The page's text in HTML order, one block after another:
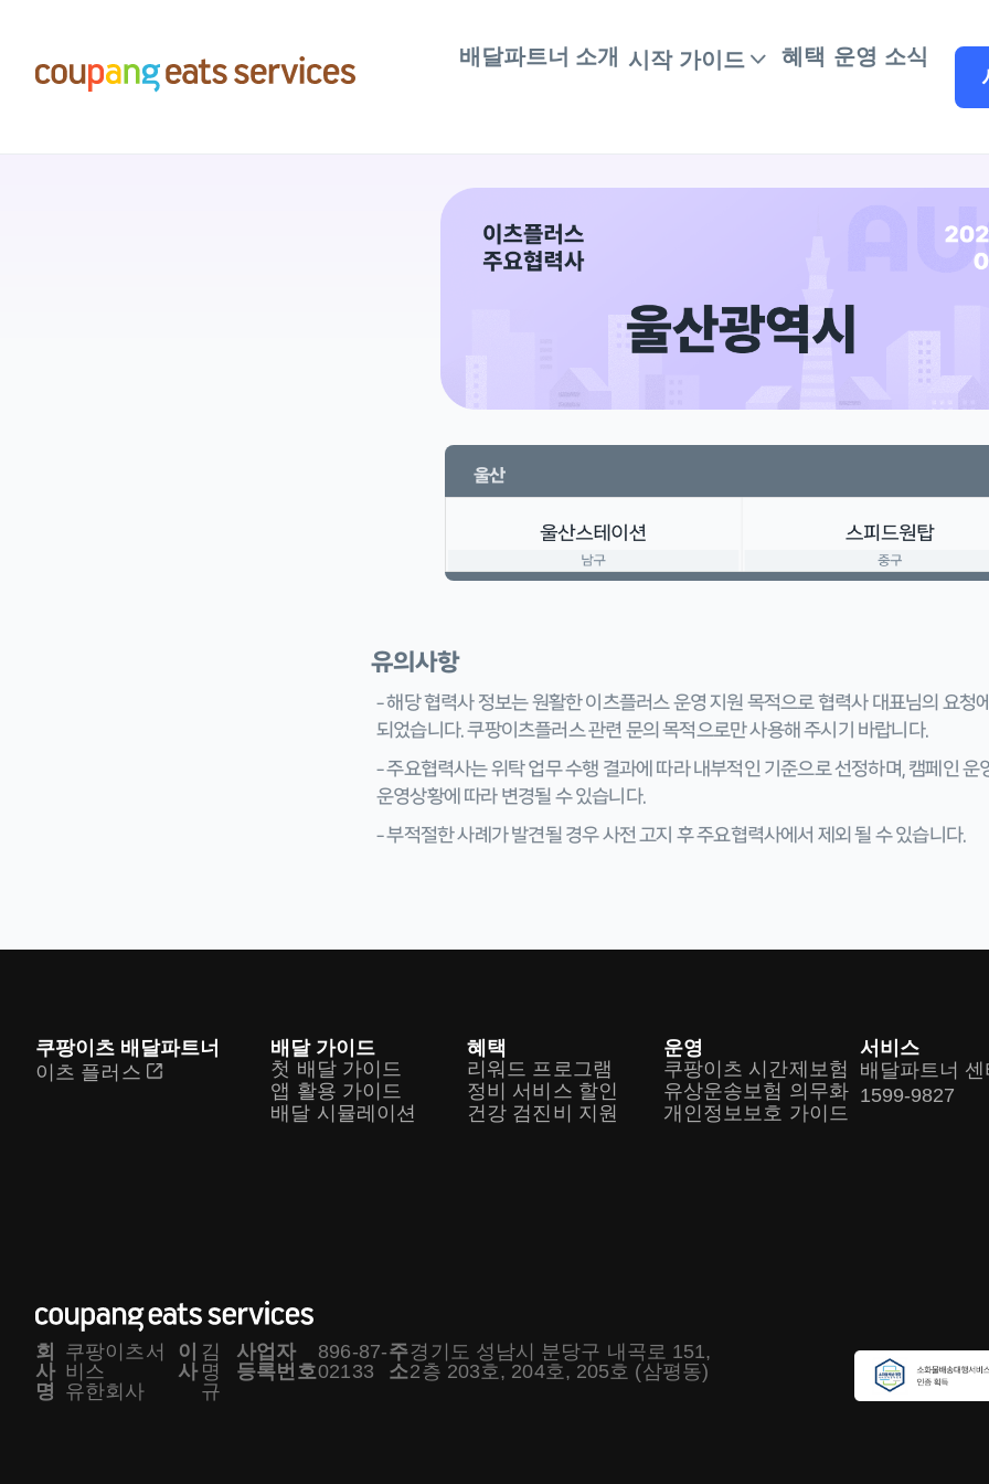
배달파트너 소개 시작 가이드 혜택 운영 소식
울산
유의사항
– 해당 협력사 정보는 원활한 이츠플러스 운영 지원 목적으로 협력사 대표님의 요청
되었습니다. 쿠팡이츠플러스 관련 문의 목적으로만 사용해 주시기 바랍니다.
– 주요협력사는 위탁 업무 수행 결과에 따라 내부적인 기준으로 선정하며, 캠페인 운
운영상황에 따라 변경될 수 있습니다.
– 부적절한 사례가 발견될 경우 사전 고지 후 주요협력사에서 제외 될 수 있습니다.
쿠팡이츠 배달파트너
이츠 플러스
배달 가이드
첫 배달 가이드
앱 활용 가이드
배달 시뮬레이션
혜택
리워드 프로그램
정비 서비스 할인
건강 검진비 지원
운영
쿠팡이츠 시간제보험
유상운송보험 의무화
개인정보보호 가이드
서비스
배달파트너 센
1599-9827
회
사
명
쿠팡이츠서
비스
유한회사
이
사
김
명
규
사업자
등록번호
896-87-
02133
주
소
경기도 성남시 분당구 내곡로 151,
2층 203호, 204호, 205호 (삼평동)